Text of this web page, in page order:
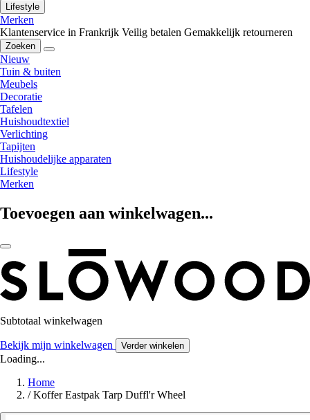
Lifestyle
Merken
Klantenservice in Frankrijk Veilig betalen Gemakkelijk retourneren
Zoeken
Nieuw
Tuin & buiten
Meubels
Decoratie
Tafelen
Huishoudtextiel
Verlichting
Tapijten
Huishoudelijke apparaten
Lifestyle
Merken
Toevoegen aan winkelwagen...
Subtotaal winkelwagen
Bekijk mijn winkelwagen Verder winkelen
Loading...
Home
/ Koffer Eastpak Tarp Duffl'r Wheel